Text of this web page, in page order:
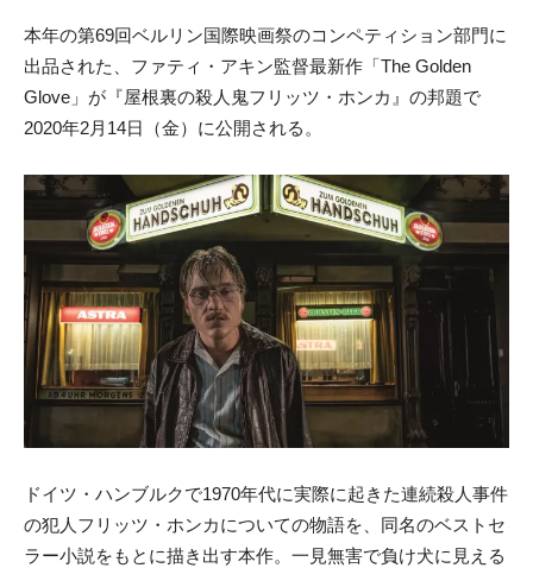
本年の第69回ベルリン国際映画祭のコンペティション部門に
出品された、ファティ・アキン監督最新作「The Golden
Glove」が『屋根裏の殺人鬼フリッツ・ホンカ』の邦題で
2020年2月14日（金）に公開される。
ドイツ・ハンブルクで1970年代に実際に起きた連続殺人事件
の犯人フリッツ・ホンカについての物語を、同名のベストセ
ラー小説をもとに描き出す本作。一見無害で負け犬に見える